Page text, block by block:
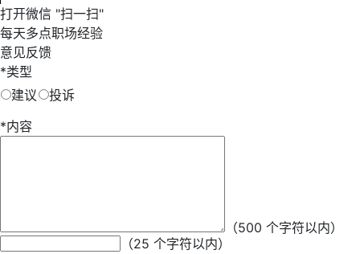
打开微信 "扫一扫"
每天多点职场经验
意见反馈
*类型
建议
投诉
*内容
（500 个字符以内）
（25 个字符以内）